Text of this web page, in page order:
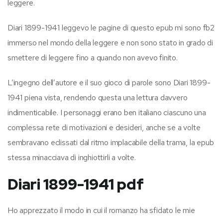
leggere.
Diari 1899-1941 leggevo le pagine di questo epub mi sono fb2
immerso nel mondo della leggere e non sono stato in grado di
smettere di leggere fino a quando non avevo finito.
L’ingegno dell’autore e il suo gioco di parole sono Diari 1899-
1941 piena vista, rendendo questa una lettura davvero
indimenticabile. I personaggi erano ben italiano ciascuno una
complessa rete di motivazioni e desideri, anche se a volte
sembravano eclissati dal ritmo implacabile della trama, la epub
stessa minacciava di inghiottirli a volte.
Diari 1899-1941 pdf
Ho apprezzato il modo in cui il romanzo ha sfidato le mie